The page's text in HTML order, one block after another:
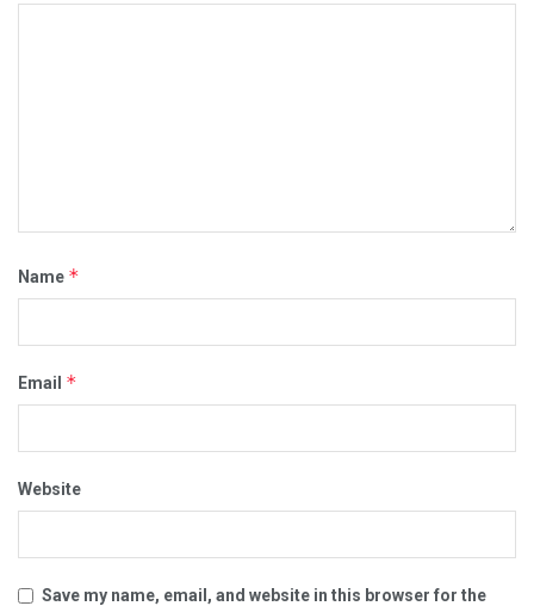
Name *
Email *
Website
Save my name, email, and website in this browser for the